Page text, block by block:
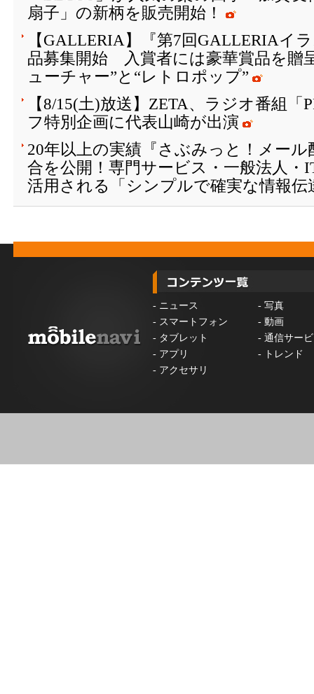
扇子」の新柄を販売開始！
【GALLERIA】『第7回GALLERIAイ
品募集開始 入賞者には豪華賞品を
ューチャー”と“レトロポップ”
【8/15(土)放送】ZETA、ラジオ番組「
フ特別企画に代表山崎が出演
20年以上の実績『さぶみっと！メール
合を公開！専門サービス・一般法人・
活用される「シンプルで確実な情報伝
- ニュース - 写真
- スマートフォン - 動画
- タブレット - 通信サー
- アプリ -
トレンド
- アクセサリ